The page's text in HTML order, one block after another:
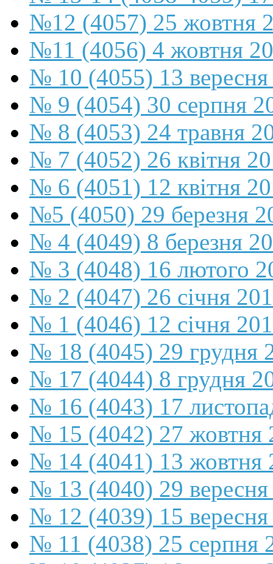
№12 (4057) 25 жовтня
№11 (4056) 4 жовтня
№ 10 (4055) 13
№ 9 (4054) 30 серпня
№ 8 (4053) 24 травня
№ 7 (4052) 26 квітня
№ 6 (4051) 12 квітня
№5 (4050) 29 березня
№ 4 (4049) 8 березня
№ 3 (4048) 16 лютого
№ 2 (4047) 26 січня
№ 1 (4046) 12 січня
№ 18 (4045) 29 грудня
№ 17 (4044) 8 грудня
№ 16 (4043) 17
№ 15 (4042) 27 жовтня
№ 14 (4041) 13 жовтня
№ 13 (4040) 29
№ 12 (4039) 15
№ 11 (4038) 25 серпня